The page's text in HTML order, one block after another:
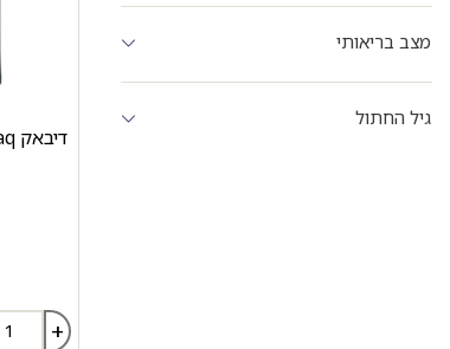
מצב בריאותי
גיל החתול
+